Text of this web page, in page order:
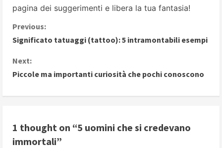
pagina dei suggerimenti e libera la tua fantasia!
C
o
n
t
n
Previous:
Significato tatuaggi (tattoo): 5 intramontabili esempi
Next:
Piccole ma importanti curiosità che pochi conoscono
1 thought on “5 uomini che si credevano
immortali”